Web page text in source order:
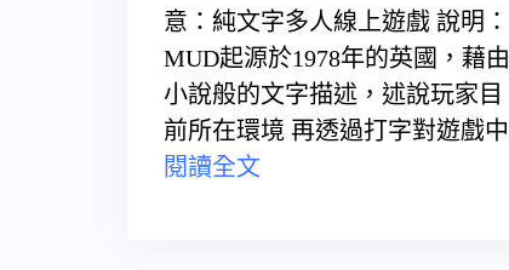
意：純文字多人線上遊戲 說明：
MUD起源於1978年的英國，藉由
小說般的文字描述，述說玩家目
前所在環境 再透過打字對遊戲中
閱讀全文